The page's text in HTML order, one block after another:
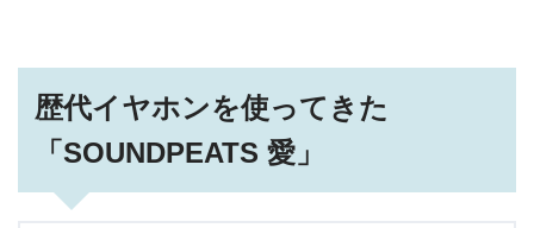
歴代イヤホンを使ってきた
「SOUNDPEATS 愛」